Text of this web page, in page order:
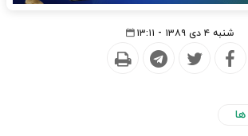
شنبه ۴ دی ۱۳۸۹ - ۱۳:۱۱